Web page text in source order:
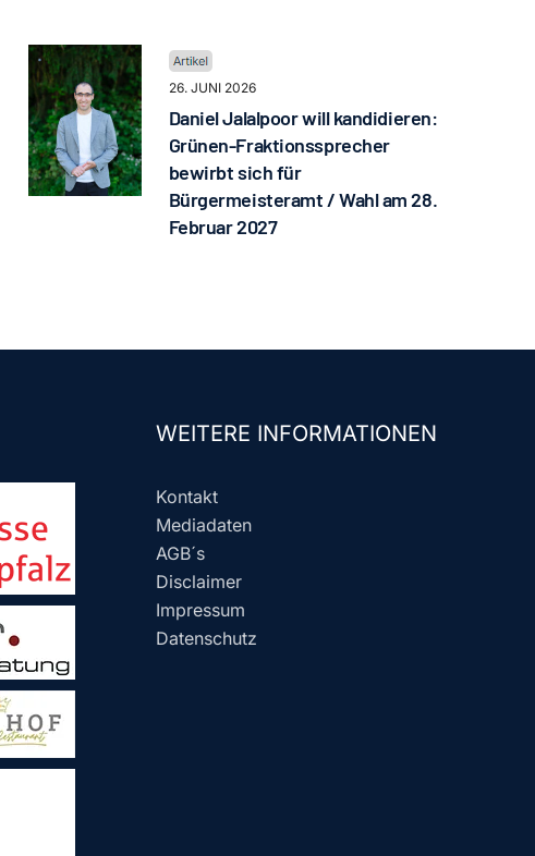
26. JUNI 2026
Daniel Jalalpoor will kandidieren:
Grünen-Fraktionssprecher
bewirbt sich für
Bürgermeisteramt / Wahl am 28.
Februar 2027
WEITERE INFORMATIONEN
Kontakt
Mediadaten
AGB´s
Disclaimer
Impressum
Datenschutz